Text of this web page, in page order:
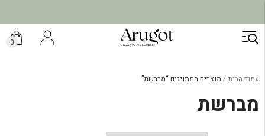
דילוג
לתוכן
0
עמוד הבית מוצרים המתויגים “מברשת”
מברשת